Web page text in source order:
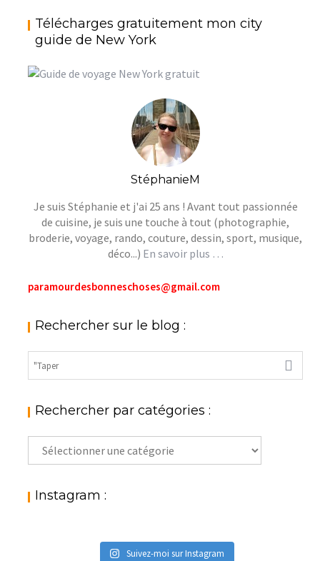
Télécharges gratuitement mon city
guide de New York
StéphanieM
Je suis Stéphanie et j'ai 25 ans ! Avant tout passionnée
de cuisine, je suis une touche à tout (photographie,
broderie, voyage, rando, couture, dessin, sport, musique,
déco...) En savoir plus …
paramourdesbonneschoses@gmail.com
Rechercher sur le blog :
Rechercher par catégories :
Rechercher
par
: Instagram :
Suivez-moi sur Instagram